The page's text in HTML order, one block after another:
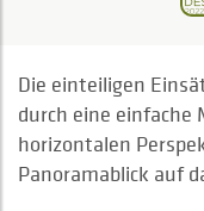
Die einteiligen
durch eine einfache
horizontalen
Panoramablick auf